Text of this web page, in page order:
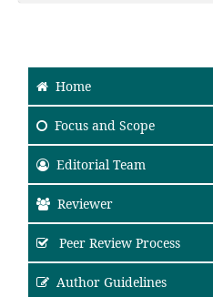
Home
Focus and Scope
Editorial Team
Reviewer
Peer Review Process
Author Guidelines